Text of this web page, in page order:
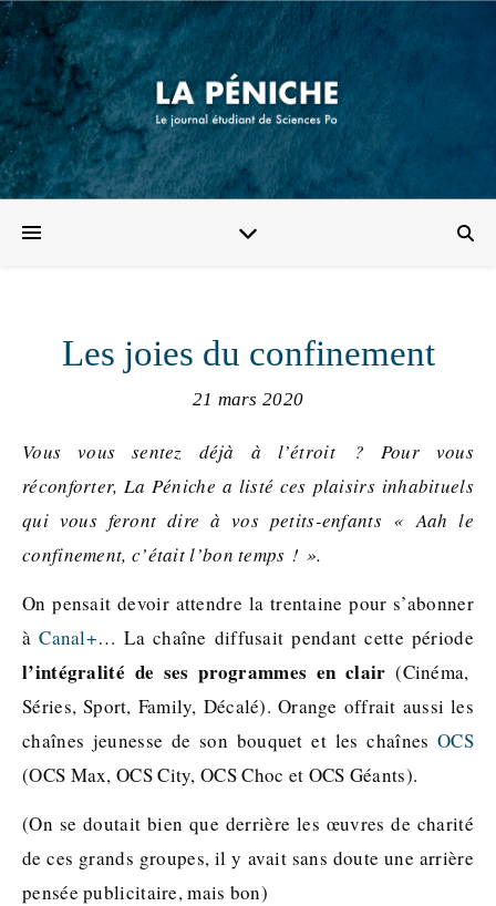
Les joies du confinement
21 mars 2020
Vous vous sentez déjà à l’étroit ? Pour vous
réconforter, La Péniche a listé ces plaisirs inhabituels
qui vous feront dire à vos petits-enfants « Aah le
confinement, c’était l’bon temps ! ».
On pensait devoir attendre la trentaine pour s’abonner
àCanal+… La chaîne diffusait pendant cette période
l’intégralité de ses programmes en clair (Cinéma,
Séries, Sport, Family, Décalé). Orange offrait aussi les
chaînes jeunesse de son bouquet et les chaînesOCS
(OCS Max, OCS City, OCS Choc et OCS Géants).
(On se doutait bien que derrière les œuvres de charité
de ces grands groupes, il y avait sans doute une arrière
pensée publicitaire, mais bon)